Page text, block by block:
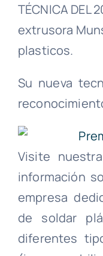
TÉCNICA DEL
extrusora
plasticos.
Su nueva
Visite
información
empresa
de soldar
diferentes